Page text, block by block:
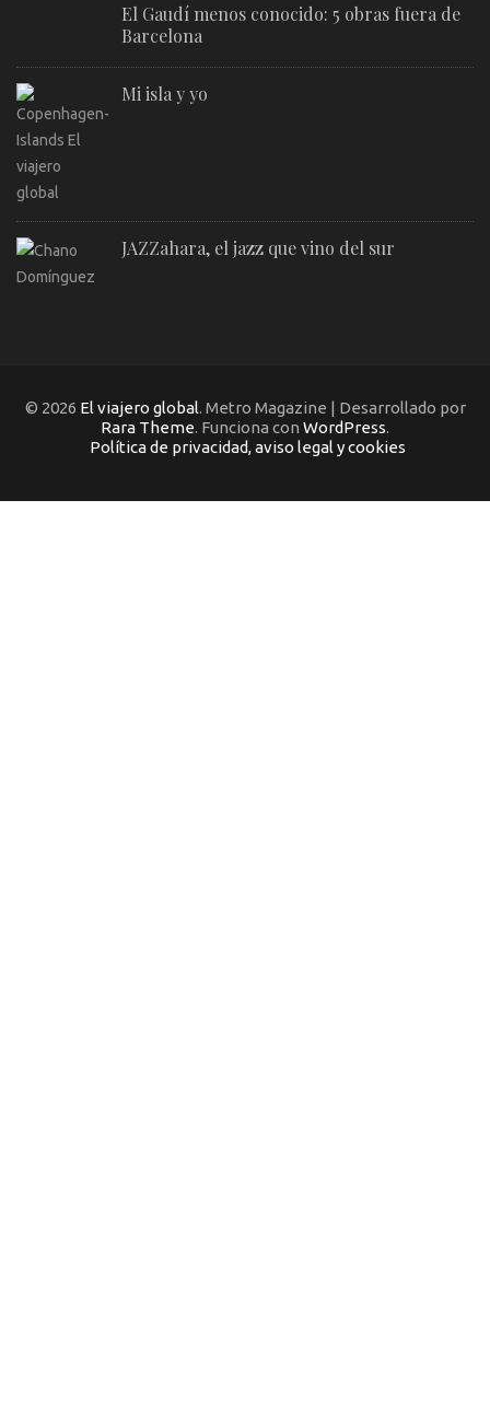
El Gaudí menos conocido: 5 obras fuera de
Barcelona
Mi isla y yo
JAZZahara, el jazz que vino del sur
© 2026 El viajero global. Metro Magazine | Desarrollado por
Rara Theme. Funciona con WordPress.
Política de privacidad, aviso legal y cookies